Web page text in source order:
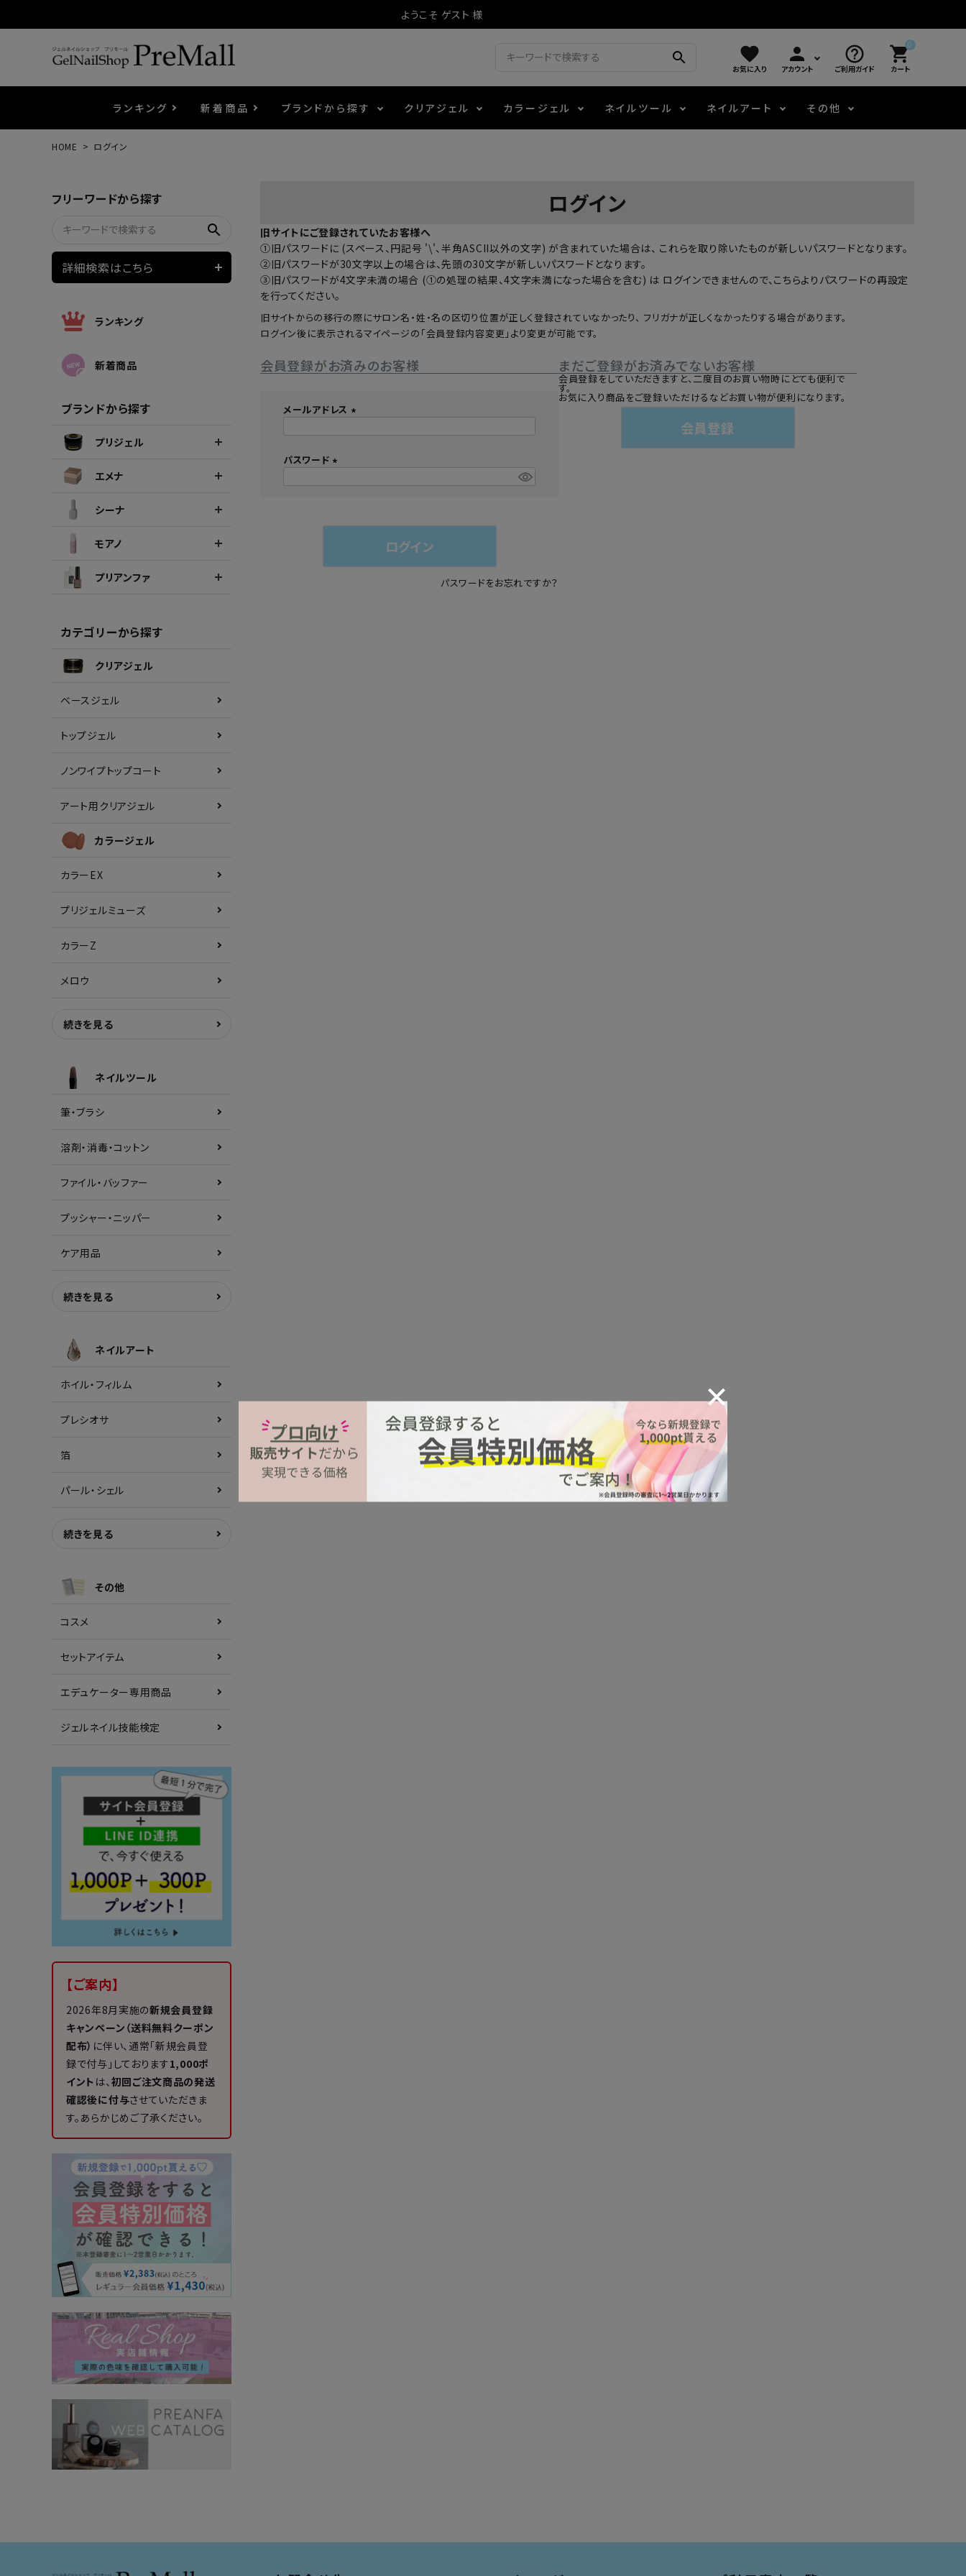
ようこそ ゲスト 様
search favorite
お気に入り
person
アカウント
help_outline
ご利用ガイド
0
shopping_cart
カート
ランキング 新着商品 ブランドから探す クリアジェル カラージェル
マグネティフラッシュジェル
ウェービージェル 3Dクレイジェル テラコッタジェル ニュアンスジェル
ファージェル
ネイルツール
チャート・チップ関連
ネイルマシン LEDライト その他施術アイテム
ネイルアート
レジン・モールド
その他
HOME ログイン
フリーワードから探す
search
詳細検索はこちら
ランキング
新着商品
ブランドから探す
プリジェル
エメナ
シーナ
モアノ
プリアンファ
カテゴリーから探す
クリアジェル
ベースジェル
トップジェル
ノンワイプトップコート
アート用クリアジェル
カラージェル
カラーEX
プリジェルミューズ
カラーZ
メロウ
続きを見る
ネイルツール
筆・ブラシ
溶剤・消毒・コットン
ファイル・バッファー
プッシャー・ニッパー
ケア用品
続きを見る
ネイルアート
ホイル・フィルム
プレシオサ
箔
パール・シェル
続きを見る
その他
コスメ
セットアイテム
エデュケーター専用商品
ジェルネイル技能検定
【ご案内】
2026年8月実施の新規会員登録
キャンペーン（送料無料クーポン
配布） に伴い、通常「新規会員登
録で付与」しております1,000ポ
イント は、初回ご注文商品の発送
確認後に付与させていただきま
す。あらかじめご了承ください。
ログイン
旧サイトにご登録されていたお客様へ
①旧パスワードに (スペース、円記号 '\'、半角ASCII以外の文字) が含まれていた場合は、 これらを取り除いたものが新しいパスワードとなります。
②旧パスワードが30文字以上の場合は、先頭の30文字が新しいパスワードとなります。
③旧パスワードが4文字未満の場合 (①の処理の結果、4文字未満になった場合を含む) は ログインできませんので、こちらよりパスワードの再設定
を行ってください。
旧サイトからの移行の際にサロン名・姓・名の区切り位置が正しく登録されていなかったり、 フリガナが正しくなかったりする場合があります。
ログイン後に表示されるマイページの「会員登録内容変更」より変更が可能です。
会員登録がお済みのお客様
メールアドレス
)
パスワード
ログイン
パスワードをお忘れですか？
まだご登録がお済みでないお客様
会員登録をしていただきますと、二度目のお買い物時にとても便利で
す。
お気に入り商品をご登録いただけるなどお買い物が便利になります。
会員登録